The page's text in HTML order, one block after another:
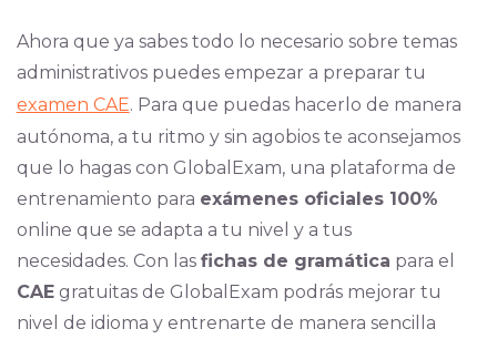
Ahora que ya sabes todo lo necesario sobre temas
administrativos puedes empezar a preparar tu
examen CAE. Para que puedas hacerlo de manera
autónoma, a tu ritmo y sin agobios te aconsejamos
que lo hagas con GlobalExam, una plataforma de
entrenamiento para exámenes oficiales 100%
online que se adapta a tu nivel y a tus
necesidades. Con las fichas de gramática para el
CAEgratuitas de GlobalExam podrás mejorar tu
nivel de idioma y entrenarte de manera sencilla